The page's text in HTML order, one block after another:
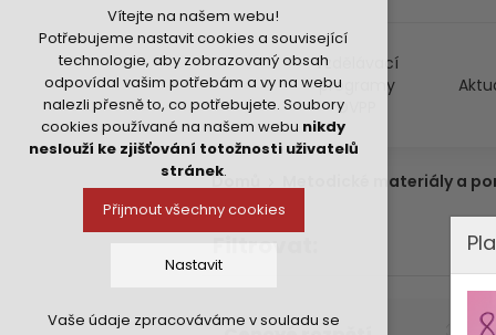
Vítejte na našem webu!
Potřebujeme nastavit cookies a související
technologie, aby zobrazovaný obsah
odpovídal vašim potřebám a vy na webu
nalezli přesně to, co potřebujete. Soubory
cookies používané na našem webu nikdy
neslouží ke zjišťování totožnosti uživatelů
stránek.
Přijmout všechny cookies
Nastavit
Vaše údaje zpracováváme v souladu se
Vzdělávací
programy
DVPP
Domů Metodické materiály a
Filtrovat: